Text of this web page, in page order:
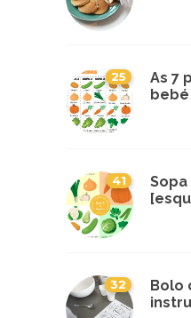
25
As 7
bebé
41
32
Bolo